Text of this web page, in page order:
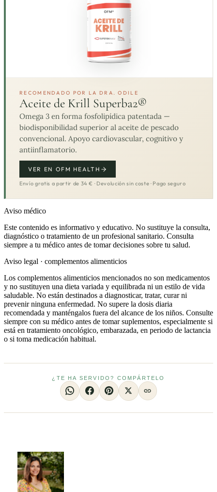
RECOMENDADO POR LA DRA. ODILE
Aceite de Krill Superba2®
Omega 3 en forma fosfolipídica patentada —
biodisponibilidad superior al aceite de pescado
convencional. Apoyo cardiovascular, cognitivo y
antiinflamatorio.
VER EN OFM HEALTH
Envío gratis a partir de 34 € · Devolución sin coste · Pago seguro
Aviso médico
Este contenido es informativo y educativo. No sustituye la consulta,
diagnóstico o tratamiento de un profesional sanitario. Consulta
siempre a tu médico antes de tomar decisiones sobre tu salud.
Aviso legal · complementos alimenticios
Los complementos alimenticios mencionados no son medicamentos
y no sustituyen una dieta variada y equilibrada ni un estilo de vida
saludable. No están destinados a diagnosticar, tratar, curar ni
prevenir ninguna enfermedad. No supere la dosis diaria
recomendada y manténgalos fuera del alcance de los niños. Consulte
siempre con su médico antes de tomar suplementos, especialmente si
está en tratamiento oncológico, embarazada, en periodo de lactancia
o si toma medicación habitual.
¿TE HA SERVIDO? COMPÁRTELO